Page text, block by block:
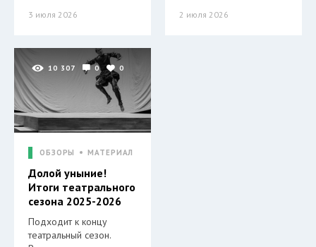
3 июля 2026 2 июля 2026
10 307 0 0
ОБЗОРЫ МАТЕРИАЛ
Долой уныние!
Итоги театрального
сезона 2025-2026
Подходит к концу
театральный сезон.